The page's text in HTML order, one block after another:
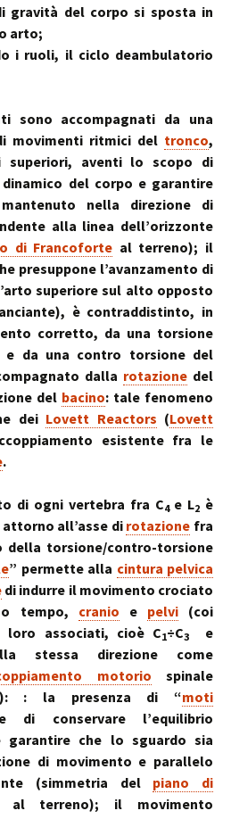
gravità del corpo si sposta in
arto;
i ruoli, il ciclo deambulatorio
sono accompagnati da una
movimenti ritmici del tronco,
aventi lo scopo di
del corpo e garantire
nella direzione di
alla linea dell’orizzonte
di Francoforte al terreno); il
presuppone l’avanzamento di
superiore sul alto opposto
è contraddistinto, in
corretto, da una torsione
e da una contro torsione del
dalla rotazione del
del bacino: tale fenomeno
dei Lovett Reactors (Lovett
esistente fra le
.
di ogni vertebra fra C4e L2 è
all’asse di rotazione fra
della torsione/contro-torsione
” permette alla cintura pelvica
di indurre il movimento crociato
tempo, cranio e pelvi(coi
loro associati, cioè C1÷C3e
stessa direzione come
motorio spinale
: la presenza di “moti
di conservare l’equilibrio
garantire che lo sguardo sia
di movimento e parallelo
(simmetria del piano di
al terreno); il movimento